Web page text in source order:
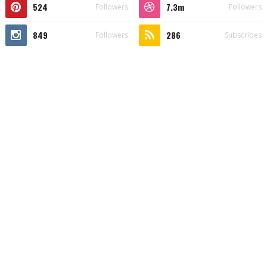
524 Followers 7.3m Followers
849 Followers 286 Subscribes